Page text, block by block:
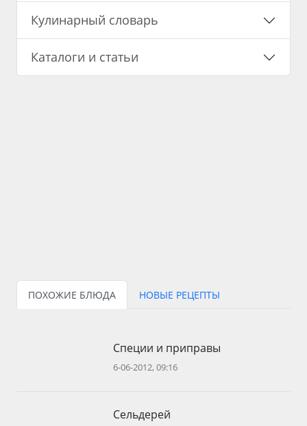
Кулинарный словарь
Каталоги и статьи
ПОХОЖИЕ БЛЮДА НОВЫЕ РЕЦЕПТЫ
Специи и приправы
6-06-2012, 09:16
Сельдерей